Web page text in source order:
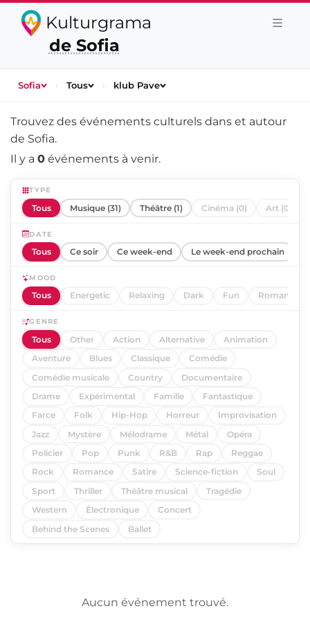
Kulturgrama
de Sofia
Sofia › Tous › klub Pave
Trouvez des événements culturels dans et autour
de Sofia.
Il y a 0 événements à venir.
TYPE
Tous Musique (31) Théâtre (1) Cinéma (0) Art (0)
DATE
Tous Ce soir Ce week-end Le week-end prochain
MOOD
Tous Energetic Relaxing Dark Fun Romantic
GENRE
Tous Other Action Alternative
Animation
Aventure
Blues Classique
Comédie
Comédie musicale
Country
Documentaire
Drame
Expérimental Famille
Fantastique
Farce
Folk Hip-Hop Horreur
Improvisation
Jazz
Mystère Mélodrame Métal
Opéra
Policier
Pop Punk R&B Rap
Reggae
Rock
Romance Satire Science-fiction
Soul
Sport
Thriller Théâtre musical
Tragédie
Western
Électronique
Concert
Behind the Scenes
Ballet
Aucun événement trouvé.